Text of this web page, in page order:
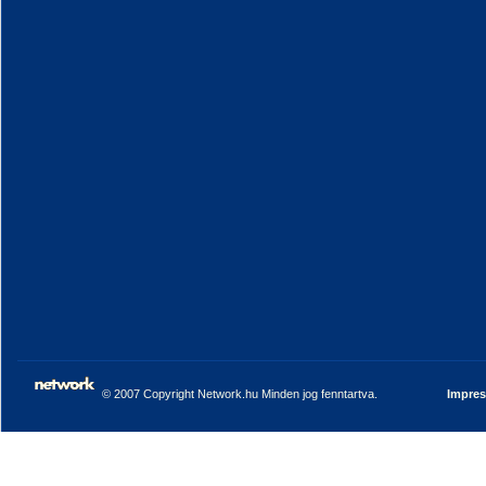
© 2007 Copyright Network.hu Minden jog fenntartva.